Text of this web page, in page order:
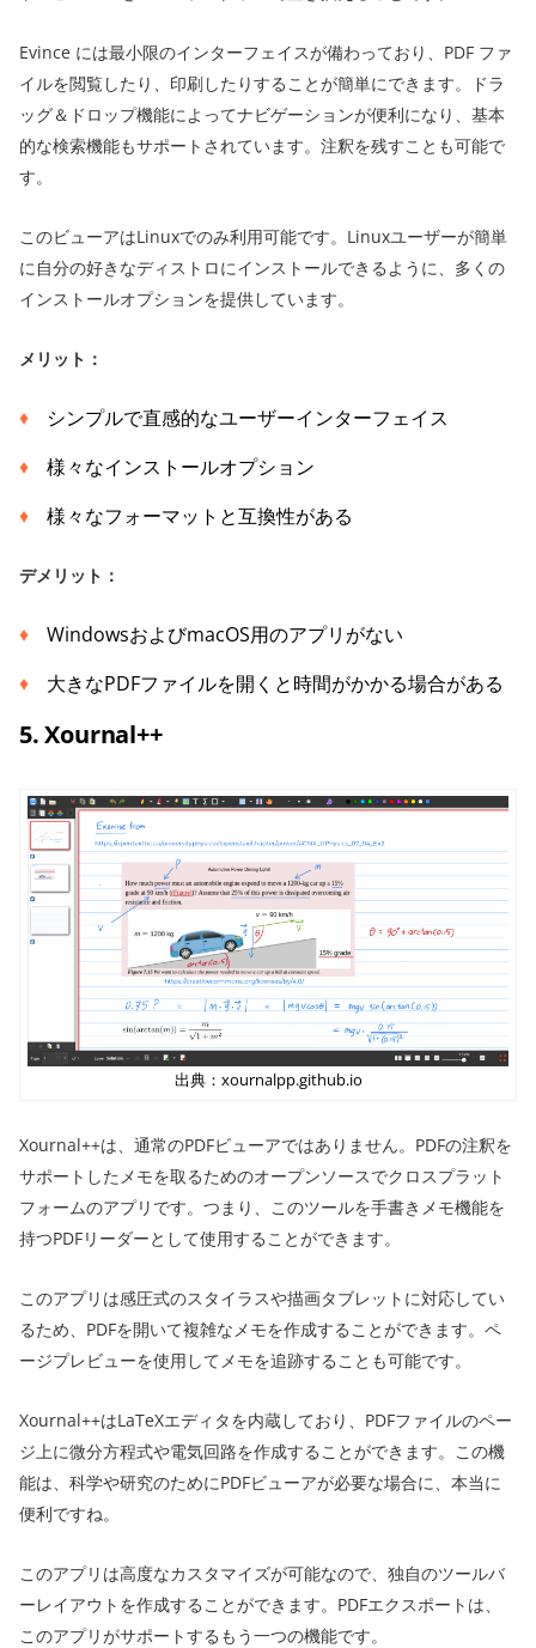
Evince には最小限のインターフェイスが備わっており、PDF ファ
イルを閲覧したり、印刷したりすることが簡単にできます。ドラ
ッグ＆ドロップ機能によってナビゲーションが便利になり、基本
的な検索機能もサポートされています。注釈を残すことも可能で
す。
このビューアはLinuxでのみ利用可能です。Linuxユーザーが簡単
に自分の好きなディストロにインストールできるように、多くの
インストールオプションを提供しています。
メリット：
シンプルで直感的なユーザーインターフェイス
様々なインストールオプション
様々なフォーマットと互換性がある
デメリット：
WindowsおよびmacOS用のアプリがない
大きなPDFファイルを開くと時間がかかる場合がある
5. Xournal++
出典：xournalpp.github.io
Xournal++は、通常のPDFビューアではありません。PDFの注釈を
サポートしたメモを取るためのオープンソースでクロスプラット
フォームのアプリです。つまり、このツールを手書きメモ機能を
持つPDFリーダーとして使用することができます。
このアプリは感圧式のスタイラスや描画タブレットに対応してい
るため、PDFを開いて複雑なメモを作成することができます。ペ
ージプレビューを使用してメモを追跡することも可能です。
Xournal++はLaTeXエディタを内蔵しており、PDFファイルのペー
ジ上に微分方程式や電気回路を作成することができます。この機
能は、科学や研究のためにPDFビューアが必要な場合に、本当に
便利ですね。
このアプリは高度なカスタマイズが可能なので、独自のツールバ
ーレイアウトを作成することができます。PDFエクスポートは、
このアプリがサポートするもう一つの機能です。